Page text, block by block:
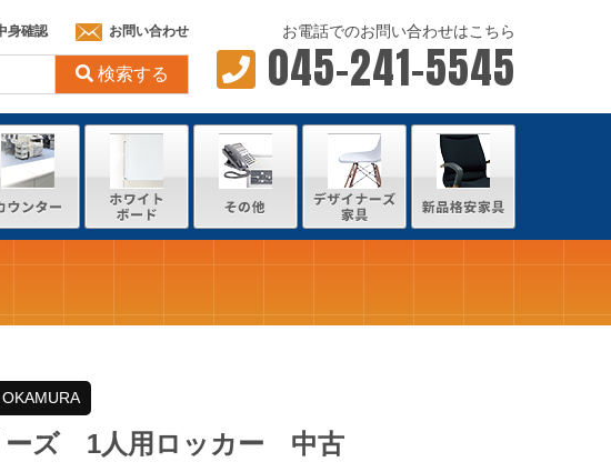
身確認 お問い合わせ
検索する
お電話でのお問い合わせはこちら
045-241-5545
ーズ 1人用ロッカー 中古